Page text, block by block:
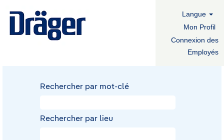
Langue
Mon Profil
Connexion des
Employés
Rechercher par mot-clé
Rechercher par lieu